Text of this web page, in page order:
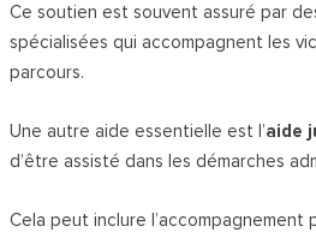
Ce soutien est souvent assuré par
spécialisées qui accompagnent les
parcours.
Une autre aide essentielle est l’aide
d’être assisté dans les démarches
Cela peut inclure l’accompagnement